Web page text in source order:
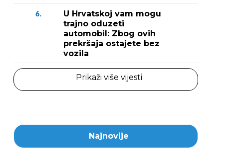
6.
U Hrvatskoj vam mogu
trajno oduzeti
automobil: Zbog ovih
prekršaja ostajete bez
vozila
Prikaži više vijesti
Najnovije